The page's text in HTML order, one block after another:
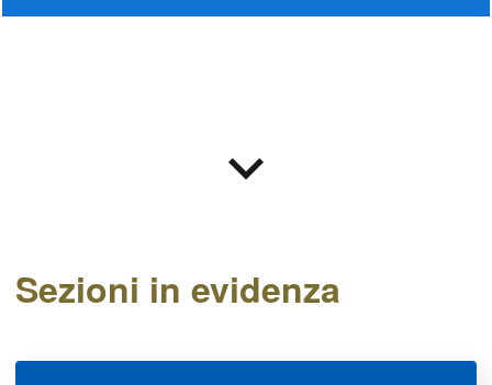
Sezioni in evidenza